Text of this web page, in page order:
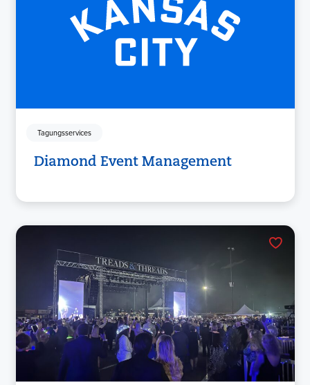
Tagungsservices
Diamond Event Management